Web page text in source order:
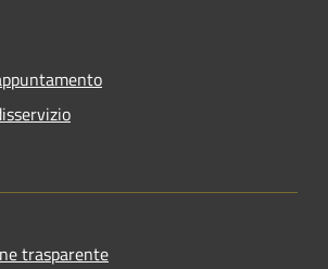
trasparente